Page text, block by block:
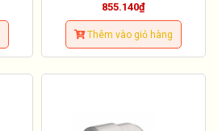
855.140₫
Thêm vào giỏ hàng